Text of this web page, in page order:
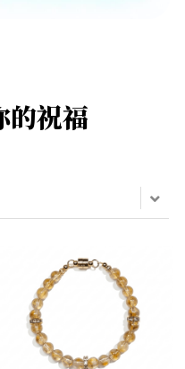
的祝福